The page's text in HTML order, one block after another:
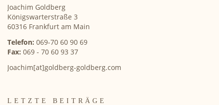
Joachim Goldberg
Königswarterstraße 3
60316 Frankfurt am Main
Telefon: 069-70 60 90 69
Fax: 069 - 70 60 93 37
Joachim[at]goldberg-goldberg.com
LETZTE BEITRÄGE